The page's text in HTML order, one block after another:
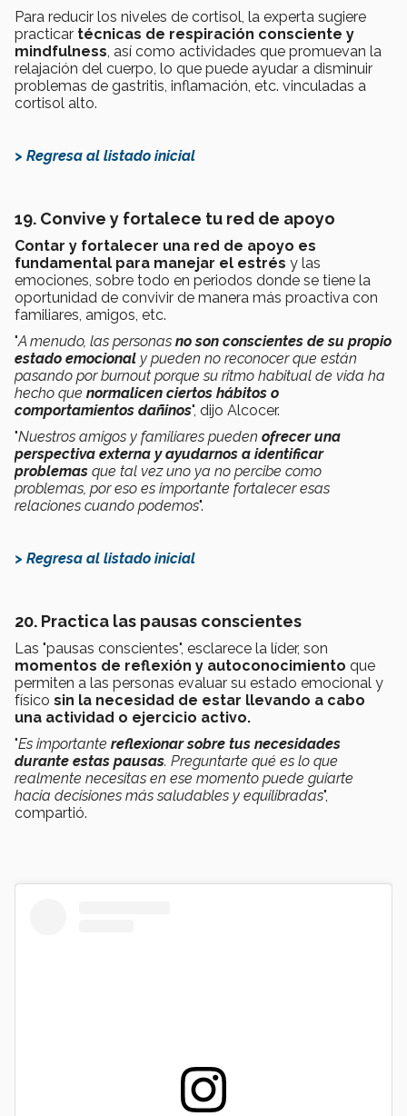
Para reducir los niveles de cortisol, la experta sugiere
practicar técnicas de respiración consciente y
mindfulness , así como actividades que promuevan la
relajación del cuerpo, lo que puede ayudar a disminuir
problemas de gastritis, inflamación, etc. vinculadas a
cortisol alto.
> Regresa al listado inicial
19. Convive y fortalece tu red de apoyo
Contar y fortalecer una red de apoyo es
fundamental para manejar el estrés y las
emociones, sobre todo en periodos donde se tiene la
oportunidad de convivir de manera más proactiva con
familiares, amigos, etc.
"A menudo, las personas no son conscientes de su propio
estado emocional y pueden no reconocer que están
pasando por burnout porque su ritmo habitual de vida ha
hecho que normalicen ciertos hábitos o
comportamientos dañinos", dijo Alcocer.
"Nuestros amigos y familiares pueden ofrecer una
perspectiva externa y ayudarnos a identificar
problemas que tal vez uno ya no percibe como
problemas, por eso es importante fortalecer esas
relaciones cuando podemos".
> Regresa al listado inicial
20. Practica las pausas conscientes
Las "pausas conscientes", esclarece la líder, son
momentos de reflexión y autoconocimiento que
permiten a las personas evaluar su estado emocional y
físico sin la necesidad de estar llevando a cabo
una actividad o ejercicio activo.
"Es importante reflexionar sobre tus necesidades
durante estas pausas. Preguntarte qué es lo que
realmente necesitas en ese momento puede guiarte
hacia decisiones más saludables y equilibradas",
compartió.